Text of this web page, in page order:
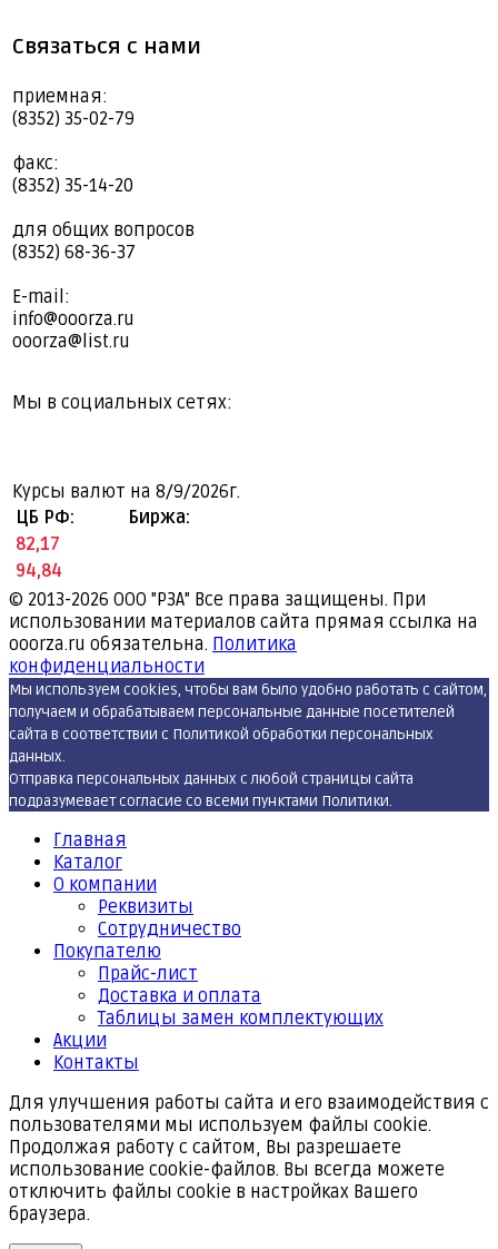
Связаться с нами
приемная:
(8352) 35-02-79
факс:
(8352) 35-14-20
для общих вопросов
(8352) 68-36-37
E-mail:
info@ooorza.ru
ooorza@list.ru
Мы в социальных сетях:
Курсы валют на 8/9/2026г.
ЦБ РФ:
Биржа:
82,17
94,84
© 2013-2026 ООО "РЗА" Все права защищены. При
использовании материалов сайта прямая ссылка на
ooorza.ru обязательна. Политика
конфиденциальности
Мы используем cookies, чтобы вам было удобно работать с сайтом,
получаем и обрабатываем персональные данные посетителей
сайта в соответствии с Политикой обработки персональных
данных.
Отправка персональных данных с любой страницы сайта
подразумевает согласие со всеми пунктами Политики.
Главная
Каталог
О компании
Реквизиты
Cотрудничество
Покупателю
Прайс-лист
Доставка и оплата
Таблицы замен комплектующих
Акции
Контакты
Для улучшения работы сайта и его взаимодействия с
пользователями мы используем файлы cookie.
Продолжая работу с сайтом, Вы разрешаете
использование cookie-файлов. Вы всегда можете
отключить файлы cookie в настройках Вашего
браузера.